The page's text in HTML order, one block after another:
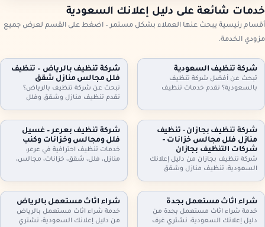
خدمات شائعة على دليل إعلانك السعودية
أقسام رئيسية يبحث عنها العملاء بشكل مستمر – اضغط على القسم لعرض جميع
مزودي الخدمة.
شركة تنظيف السعودية
تبحث عن أفضل شركة تنظيف
بالسعودية؟ نقدم خدمات تنظيف
تنافسية. اطلب خدمتك الآن!
شركة تنظيف بالرياض – تنظيف
فلل مجالس منازل شقق
تبحث عن شركة تنظيف بالرياض؟
نقدم تنظيف منازل وشقق وفلل
وعقود دورية للمنازل والمكاتب. اطلب
تقييمًا مجانيًا وتفاصيل السعر حسب
المساحة والخدمة.
شركة تنظيف بجازان - تنظيف
منازل فلل مجالس خزانات -
شركات التنظيف بجازان
شركة تنظيف بجازان من دليل إعلانك
السعودية: تنظيف منازل وشقق
وتعقيم الخزانات. خدمة مرنة وزيارات
دورية وعقود للمنشآت. اتصل الآن
لحجز الموعد.
شركة تنظيف بعرعر – غسيل
فلل ومجالس وخزانات وكنب
خدمات تنظيف احترافية في عرعر:
منازل، فلل، شقق، خزانات، مجالس،
شراء اثاث مستعمل بجدة
خدمة شراء اثاث مستعمل بجدة من
دليل إعلانك السعودية: نشتري غرف
شراء اثاث مستعمل بالرياض
خدمة شراء اثاث مستعمل بالرياض
من دليل إعلانك السعودية: نشتري